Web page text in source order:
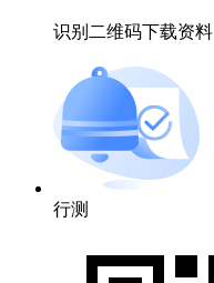
识别二维码下载资料
行测